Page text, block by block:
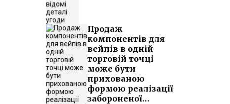
Продаж
компонентів для
вейпів в одній
торговій точці
може бути
прихованою
формою реалізації
забороненої